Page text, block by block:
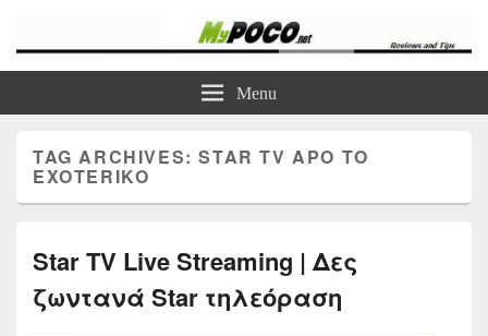
Τα καλύτερα Reviews , Συγκρίσεις , VPN , Webhosting
Menu
TAG ARCHIVES:STAR TV APO TO
EXOTERIKO
Star TV Live Streaming | Δες
ζωντανά Star τηλεόραση